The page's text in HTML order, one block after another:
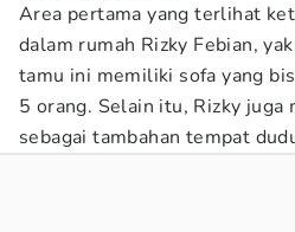
Area pertama yang terlihat
dalam rumah Rizky Febian,
tamu ini memiliki sofa yang
5 orang. Selain itu, Rizky juga
sebagai tambahan tempat